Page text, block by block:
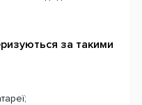
за такими